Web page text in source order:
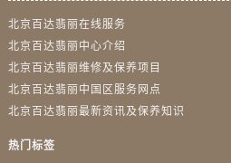
北京百达翡丽在线服务
北京百达翡丽中心介绍
北京百达翡丽维修及保养项目
北京百达翡丽中国区服务网点
北京百达翡丽最新资讯及保养知识
热门标签